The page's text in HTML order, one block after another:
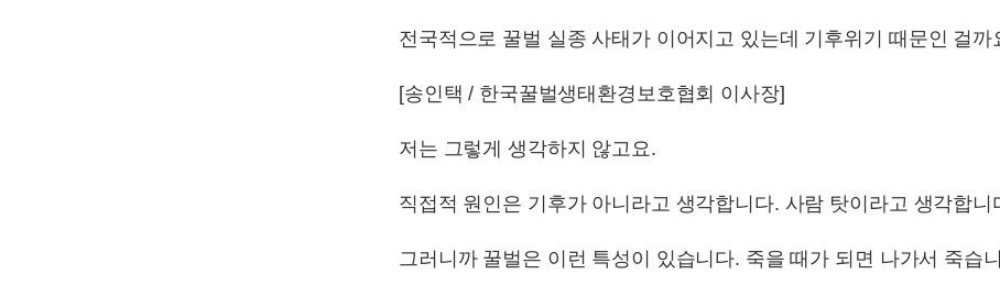
전국적으로 꿀벌 실종 사태가 이어지고 있는데 기후위기 때문인 걸까
[송인택 / 한국꿀벌생태환경보호협회 이사장]
저는 그렇게 생각하지 않고요.
직접적 원인은 기후가 아니라고 생각합니다. 사람 탓이라고 생각합니
그러니까 꿀벌은 이런 특성이 있습니다. 죽을 때가 되면 나가서 죽습